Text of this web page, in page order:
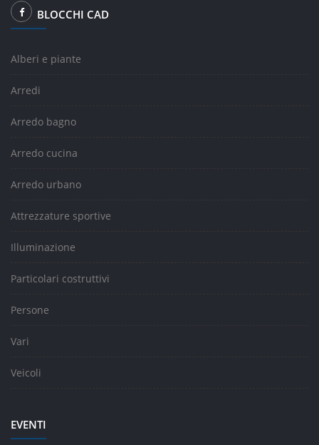
BLOCCHI CAD
Alberi e piante
Arredi
Arredo bagno
Arredo cucina
Arredo urbano
Attrezzature sportive
Illuminazione
Particolari costruttivi
Persone
Vari
Veicoli
EVENTI